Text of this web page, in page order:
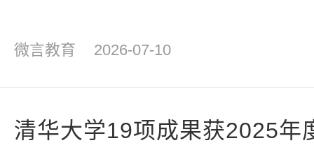
微言教育 2026-07-10
清华大学19项成果获2025年